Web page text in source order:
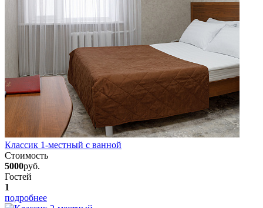
Классик 1-местный с ванной
Стоимость
5000руб.
Гостей
1
подробнее